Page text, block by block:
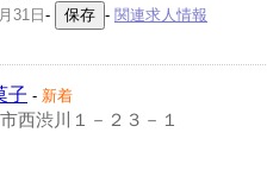
31日- - 関連求人情報
子 - 新着
西渋川１－２３－１